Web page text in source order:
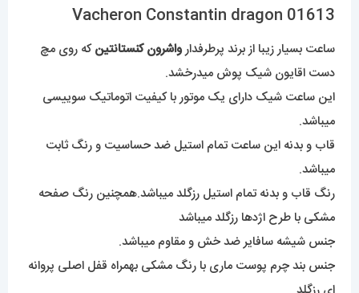
Vacheron Constantin dragon 01613
ساعت بسیار زیبا از برند پرطرفدارواشرون کنستانتینکه روی مچ
دست اقایون شیک پوش میدرخشد.
این ساعت شیک دارای یک موتور با کیفیت اتوماتیک سوییسی
میباشد.
قاب و بدنه این ساعت تمام استیل ضد حساسیت و رنگ ثابت
میباشد.
رنگ قاب و بدنه تمام استیل رزگلد میباشد.همچنین رنگ صفحه
مشکی با طرح اژدها رزگلد میباشد
جنس شیشه سافایر ضد خش و مقاوم میباشد.
جنس بند چرم پوست ماری با رنگ مشکی بهمراه قفل اصلی پروانه